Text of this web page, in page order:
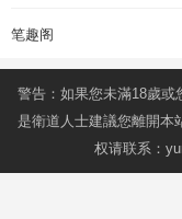
笔趣阁
警告：如果您未滿18歲或
是衛道人士建議您離開本
权请联系：